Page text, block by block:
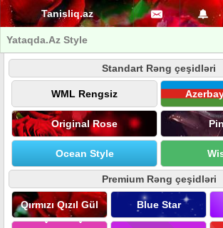
Tanisliq.az
Yataqda.Az Style
Standart Rəng çeşidləri
WML Rengsiz
Original Rose
Ocean Style
Premium Rəng çeşidləri
Qırmızı Qızıl Gül Blue Star